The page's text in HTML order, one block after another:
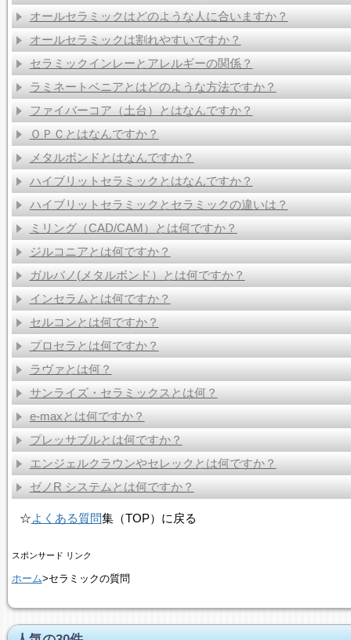
オールセラミックはどのような人に合いますか？
オールセラミックは割れやすいですか？
セラミックインレーとアレルギーの関係？
ラミネートベニアとはどのような方法ですか？
ファイバーコア（土台）とはなんですか？
ＯＰＣとはなんですか？
メタルボンドとはなんですか？
ハイブリットセラミックとはなんですか？
ハイブリットセラミックとセラミックの違いは？
ミリング（CAD/CAM）とは何ですか？
ジルコニアとは何ですか？
ガルバノ(メタルボンド）とは何ですか？
インセラムとは何ですか？
セルコンとは何ですか？
プロセラとは何ですか？
ラヴァとは何？
サンライズ・セラミックスとは何？
e-maxとは何ですか？
プレッサブルとは何ですか？
エンジェルクラウンやセレックとは何ですか？
ゼノR システムとは何ですか？
☆よくある質問集（TOP）に戻る
スポンサード リンク
ホーム>セラミックの質問